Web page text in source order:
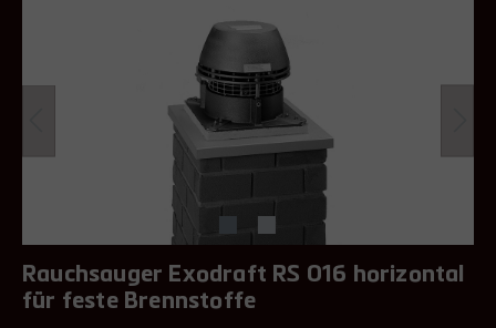
Rauchsauger Exodraft RS 016 horizontal
für feste Brennstoffe